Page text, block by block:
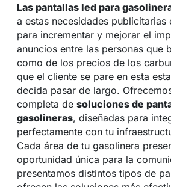
Las pantallas led para
a estas necesidades publicitarias
para incrementar y mejorar el
anuncios entre las personas que
como de los precios de los
que el cliente se pare en esta
decida pasar de largo.
completa de soluciones de
gasolineras, diseñadas para
perfectamente con tu
Cada área de tu gasolinera
oportunidad única para la
presentamos distintos tipos de